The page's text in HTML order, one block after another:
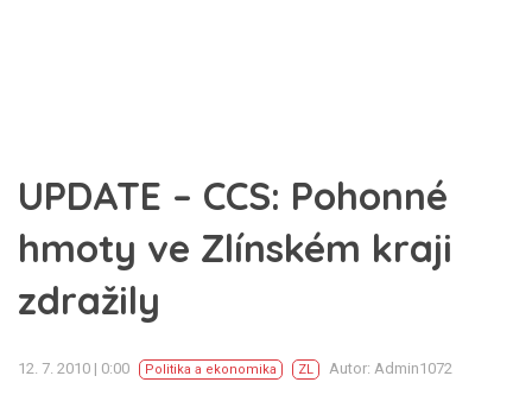
UPDATE – CCS: Pohonné
hmoty ve Zlínském kraji
zdražily
12. 7. 2010 | 0:00 Politika a ekonomika ZL Autor: Admin1072